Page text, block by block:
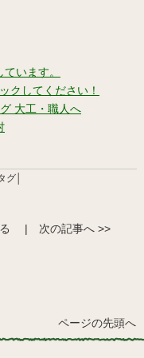
います。
クしてください！
グ│
| 次の記事へ >>
ページの先頭へ